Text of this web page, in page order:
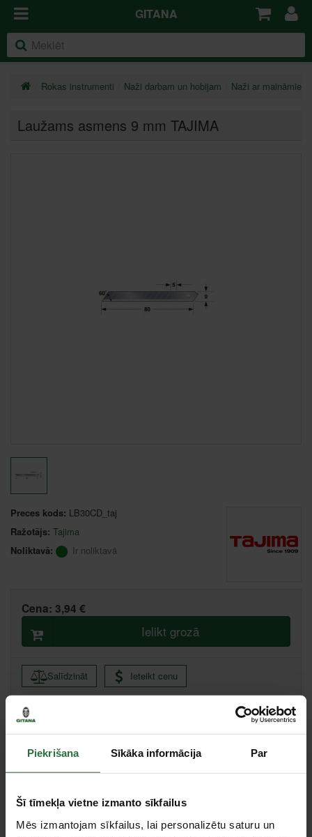
Piekrišana Sīkāka informācija Par
Šī tīmekļa vietne izmanto sīkfailus
Mēs izmantojam sīkfailus, lai personalizētu saturu un
GITANA
Rokas instrumenti Naži darbam un hobijam Naži ar
Laužams asmens 9 mm TAJIMA
Preces kods: LB30CD_taj
Ražotājs: Tajima
Noliktavā:
Ir noliktavā
Cena: 3,94 €
Ielikt grozā
Salīdzināt Ieteikt cenu
Valmiera, Stacijas iela 38, Valmiera
Centrālā noliktava, (uzzināt vairāk šeit, )
Specifikācija